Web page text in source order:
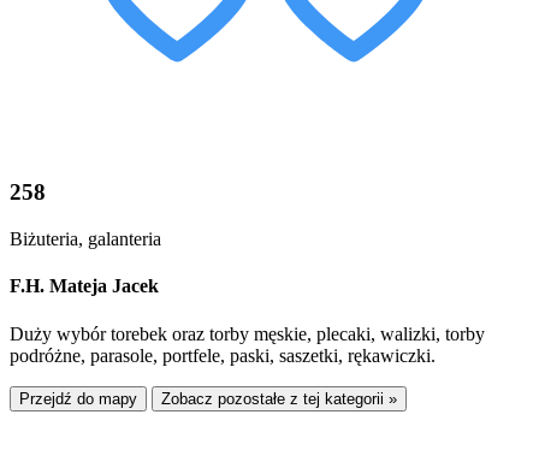
258
Biżuteria, galanteria
F.H. Mateja Jacek
Duży wybór torebek oraz torby męskie, plecaki, walizki, torby
podróżne, parasole, portfele, paski, saszetki, rękawiczki.
Przejdź do mapy Zobacz pozostałe z tej kategorii »